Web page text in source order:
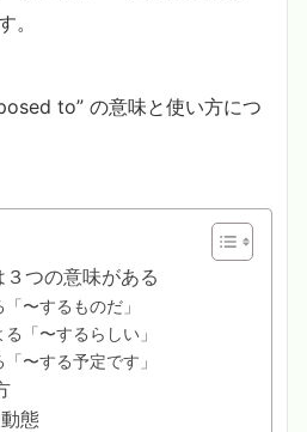
。
to” の意味と使い方につ
つの意味がある
〜するものだ」
「〜するらしい」
〜する予定です」
態